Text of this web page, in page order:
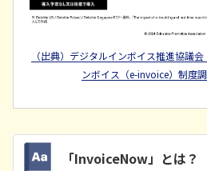
（出典）デジタルインボイス推進協議
ンボイス（e-invoice）制度
「InvoiceNow」とは？